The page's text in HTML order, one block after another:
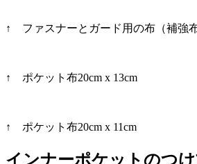
↑ ファスナーとガード用の布（補強
↑ ポケット布20cm x 13cm
↑ ポケット布20cm x 11cm
インナーポケットのつ